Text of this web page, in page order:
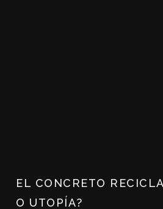
EL CONCRETO
O UTOPÍA?